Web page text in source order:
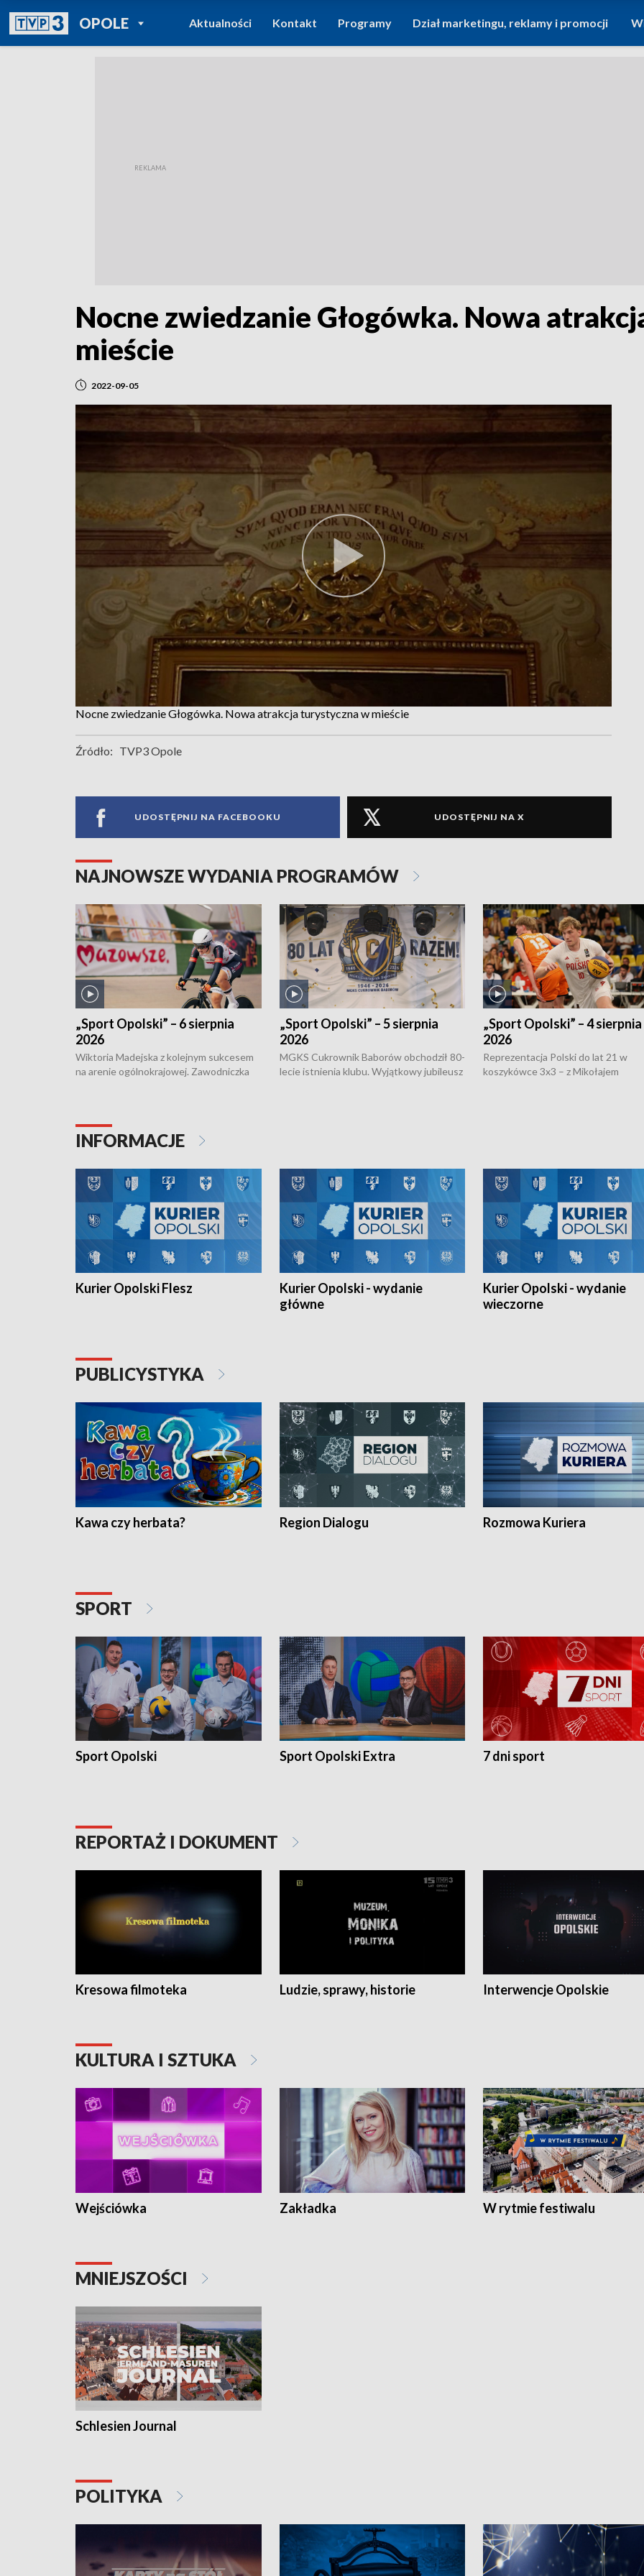
OPOLEPOWRÓT DO
TVP REGIONY
Aktualności Kontakt Programy Dział marketingu, reklamy i promocji
Nocne zwiedzanie Głogówka. Nowa
mieście
2022-09-05
Nocne zwiedzanie Głogówka. Nowa atrakcja turystyczna w mieście
Źródło: TVP3 Opole
UDOSTĘPNIJ NA FACEBOOKU UDOSTĘPNIJ NA X
NAJNOWSZE WYDANIA PROGRAMÓW
„Sport Opolski” – 6 sierpnia
2026
Wiktoria Madejska z kolejnym sukcesem
na arenie ogólnokrajowej. Zawodniczka
torowym.
„Sport Opolski” – 5 sierpnia
2026
MGKS Cukrownik Baborów obchodził 80-
lecie istnienia klubu. Wyjątkowy jubileusz
„Sport Opolski” – 4 sierpnia
2026
Reprezentacja Polski do lat 21 w
koszykówce 3x3 – z Mikołajem
INFORMACJE
Kurier Opolski Flesz
Kurier Opolski - wydanie
główne
Kurier Opolski - wydanie
wieczorne
PUBLICYSTYKA
Kawa czy herbata? Region Dialogu Rozmowa Kuriera
SPORT
Sport Opolski Sport Opolski Extra 7 dni sport
REPORTAŻ I DOKUMENT
Kresowa filmoteka Ludzie, sprawy, historie Interwencje Opolskie
KULTURA I SZTUKA
Wejściówka Zakładka W rytmie festiwalu
MNIEJSZOŚCI
Schlesien Journal
POLITYKA